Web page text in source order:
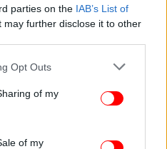
parties on the IAB’s List of
may further disclose it to other
uses one or more Google
behaviour. You may click to
and its third-party tags to
purposes in below Google
Opt Outs
of my
of my